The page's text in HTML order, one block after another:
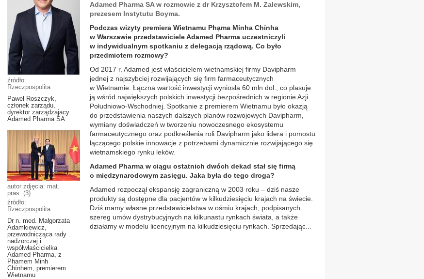
źródło:
Rzeczpospolita
Paweł Roszczyk,
członek zarządu,
dyrektor zarządzajacy
Adamed Pharma SA
autor zdjęcia: mat.
pras. (3)
źródło:
Rzeczpospolita
Dr n. med. Małgorzata
Adamkiewicz,
przewodnicząca rady
nadzorczej i
współwłaścicielka
Adamed Pharma, z
Phamem Minh
Chínhem, premierem
Wietnamu
Adamed Pharma SA w rozmowie z dr Krzysztofem M. Zalewskim,
prezesem Instytutu Boyma.
Podczas wizyty premiera Wietnamu Phạma Minha Chínha
w Warszawie przedstawiciele Adamed Pharma uczestniczyli
w indywidualnym spotkaniu z delegacją rządową. Co było
przedmiotem rozmowy?
Od 2017 r. Adamed jest właścicielem wietnamskiej firmy Davipharm –
jednej z najszybciej rozwijających się firm farmaceutycznych
w Wietnamie. Łączna wartość inwestycji wyniosła 60 mln dol., co plasuje
ją wśród największych polskich inwestycji bezpośrednich w regionie Azji
Południowo-Wschodniej. Spotkanie z premierem Wietnamu było okazją
do przedstawienia naszych dalszych planów rozwojowych Davipharm,
wymiany doświadczeń w tworzeniu nowoczesnego ekosystemu
farmaceutycznego oraz podkreślenia roli Davipharm jako lidera i pomostu
łączącego polskie innowacje z potrzebami dynamicznie rozwijającego się
wietnamskiego rynku leków.
Adamed Pharma w ciągu ostatnich dwóch dekad stał się firmą
o międzynarodowym zasięgu. Jaka była do tego droga?
Adamed rozpoczął ekspansję zagraniczną w 2003 roku – dziś nasze
produkty są dostępne dla pacjentów w kilkudziesięciu krajach na świecie.
Dziś mamy własne przedstawicielstwa w ośmiu krajach, podpisanych
szereg umów dystrybucyjnych na kilkunastu rynkach świata, a także
działamy w modelu licencyjnym na kilkudziesięciu rynkach. Sprzedając...